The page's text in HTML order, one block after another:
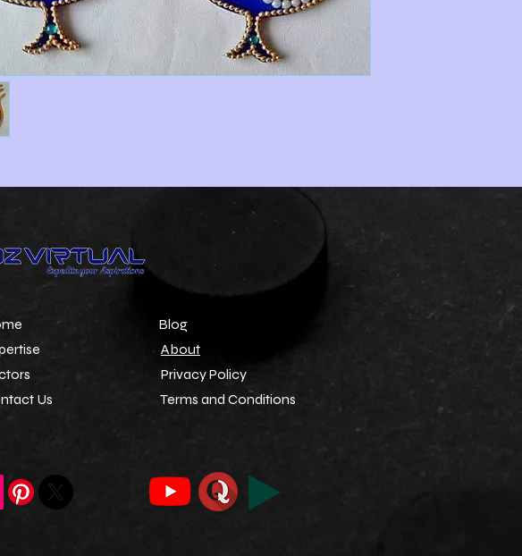
Us
Blog
About
Privacy Policy
Terms and Conditions